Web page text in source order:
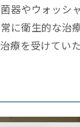
器やウォッシ
に衛生的な治
療を受けていた